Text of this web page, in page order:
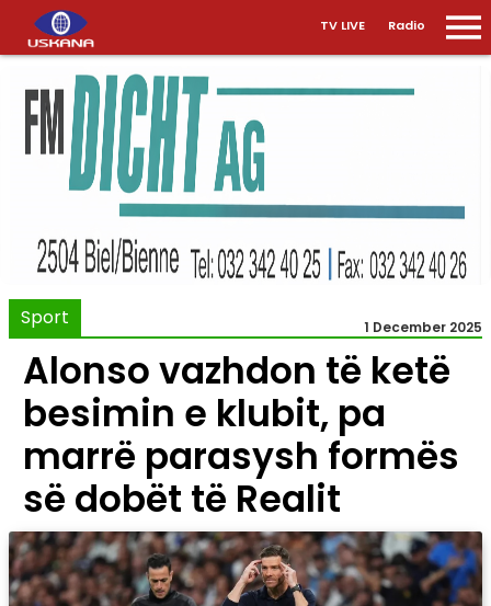
TV LIVE Radio
Sport 1 December 2025
Alonso vazhdon të ketë
besimin e klubit, pa
marrë parasysh formës
së dobët të Realit